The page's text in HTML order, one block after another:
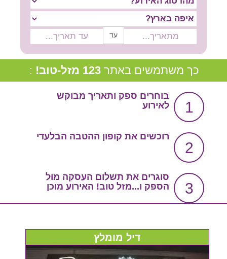
שירות אישי בקליק
סרטון הסבר
עד
כך משתמשים באתר 123 מזל-טוב! :
1
בוחרים ספק ותאריך מבוקש
לאירוע
2
רוכשים את קופון ההטבה הבלעדי
3
סוגרים את תשלום העסקה מול
הספק ו...מזל טוב! האירוע מוכן
דיל מומלץ